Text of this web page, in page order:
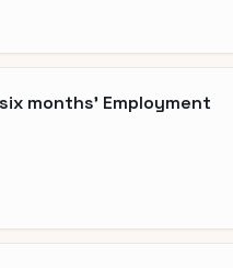
months' Employment